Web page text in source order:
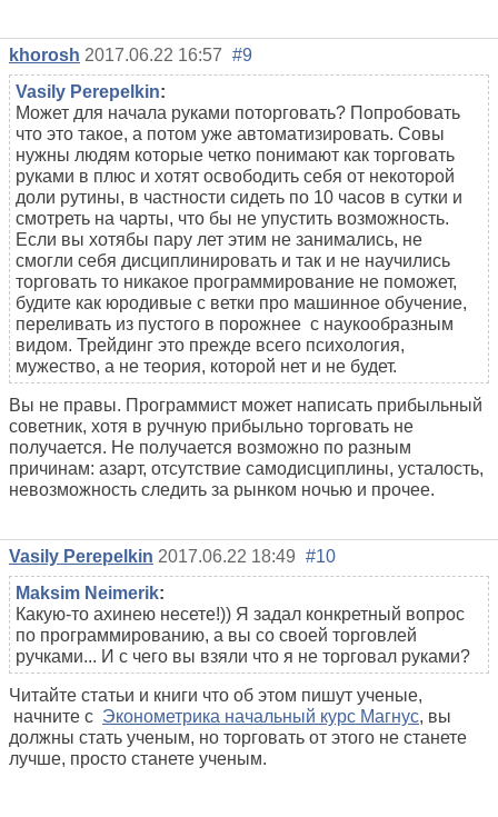
khorosh 2017.06.22 16:57 #9
Vasily Perepelkin:
Может для начала руками поторговать? Попробовать
что это такое, а потом уже автоматизировать. Совы
нужны людям которые четко понимают как торговать
руками в плюс и хотят освободить себя от некоторой
доли рутины, в частности сидеть по 10 часов в сутки и
смотреть на чарты, что бы не упустить возможность.
Если вы хотябы пару лет этим не занимались, не
смогли себя дисциплинировать и так и не научились
торговать то никакое программирование не поможет,
будите как юродивые с ветки про машинное обучение,
переливать из пустого в порожнее с наукообразным
видом. Трейдинг это прежде всего психология,
мужество, а не теория, которой нет и не будет.
Вы не правы. Программист может написать прибыльный
советник, хотя в ручную прибыльно торговать не
получается. Не получается возможно по разным
причинам: азарт, отсутствие самодисциплины, усталость,
невозможность следить за рынком ночью и прочее.
Vasily Perepelkin 2017.06.22 18:49 #10
Maksim Neimerik:
Какую-то ахинею несете!)) Я задал конкретный вопрос
по программированию, а вы со своей торговлей
ручками... И с чего вы взяли что я не торговал руками?
Читайте статьи и книги что об этом пишут ученые,
начните с Эконометрика начальный курс Магнус, вы
должны стать ученым, но торговать от этого не станете
лучше, просто станете ученым.